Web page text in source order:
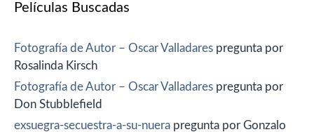
Películas Buscadas
Fotografía de Autor – Oscar Valladares pregunta por
Rosalinda Kirsch
Fotografía de Autor – Oscar Valladares pregunta por
Don Stubblefield
exsuegra-secuestra-a-su-nuera pregunta por Gonzalo